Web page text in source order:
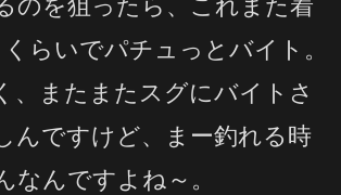
のを狙ったら、これまた着
らいでパチュっとバイト。
、またまたスグにバイトさ
んですけど、まー釣れる時
なんですよね～。